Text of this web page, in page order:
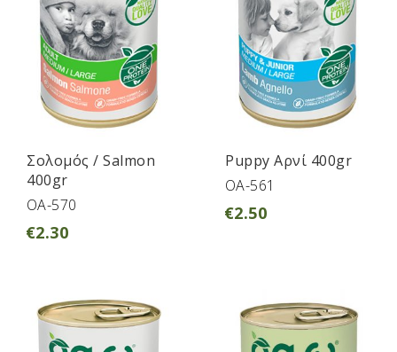
Σολομός / Salmon
400gr
OA-570
€2.30
Puppy Αρνί 400gr
OA-561
€2.50